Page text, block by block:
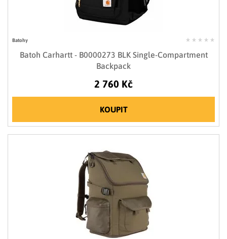
Batohy
Batoh Carhartt - B0000273 BLK Single-Compartment
Backpack
2 760 Kč
KOUPIT